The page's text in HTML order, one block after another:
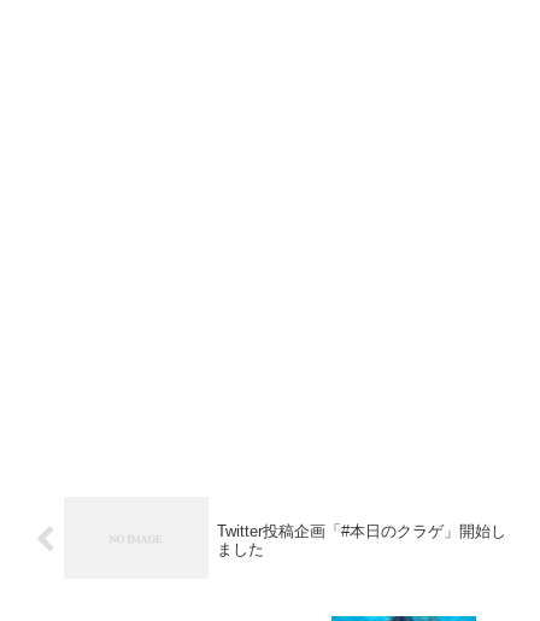
Twitter投稿企画「#本日のクラゲ」開始し
ました